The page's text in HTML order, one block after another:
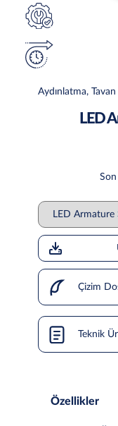
Aydınlatma,
LED
Çizim
Teknik
Özellikler